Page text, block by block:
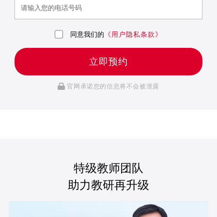
同意我们的 《用户隐私条款》
立即预约
官网承诺您的信息将不会被泄露
特级教师团队
助力教研再升级